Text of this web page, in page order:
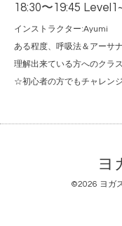
18:30〜19:45
インストラクター:Ayumi
ある程度、呼吸法＆アーサ
理解出来ている方へのクラス
☆初心者の方でもチャレン
ヨ
©2026 ヨガ